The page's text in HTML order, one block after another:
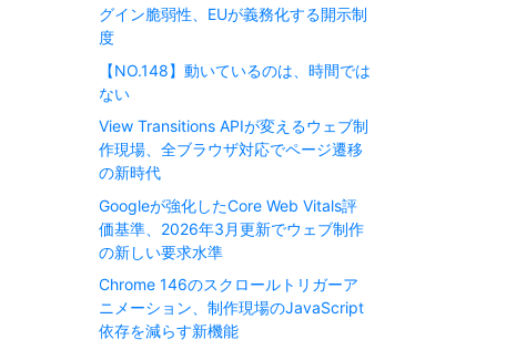
グイン脆弱性、EUが義務化する開示制
度
【NO.148】動いているのは、時間では
ない
View Transitions APIが変えるウェブ制
作現場、全ブラウザ対応でページ遷移
の新時代
Googleが強化したCore Web Vitals評
価基準、2026年3月更新でウェブ制作
の新しい要求水準
Chrome 146のスクロールトリガーア
ニメーション、制作現場のJavaScript
依存を減らす新機能